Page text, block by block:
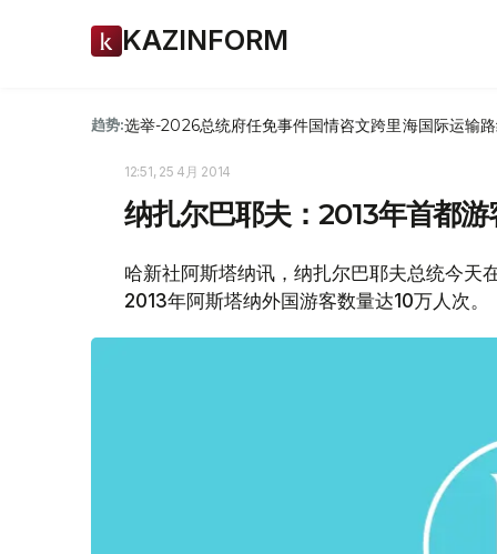
KAZINFORM
趋势:选举-2026总统府任免事件国情咨文跨里海国际运输
12:51, 25 4月 2014
纳扎尔巴耶夫：2013年首都
哈新社阿斯塔纳讯，纳扎尔巴耶夫总统今天
2013年阿斯塔纳外国游客数量达10万人次。